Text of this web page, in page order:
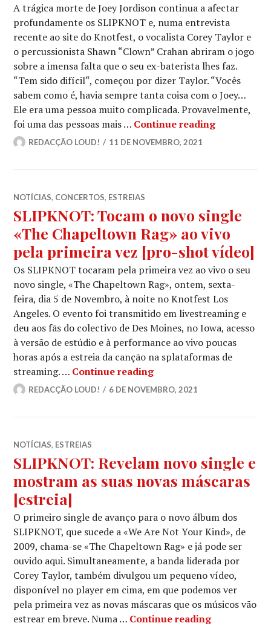
A trágica morte de Joey Jordison continua a afectar
profundamente os SLIPKNOT e, numa entrevista
recente ao site do Knotfest, o vocalista Corey Taylor e
o percussionista Shawn “Clown” Crahan abriram o jogo
sobre a imensa falta que o seu ex-baterista lhes faz.
“Tem sido difícil“, começou por dizer Taylor. “Vocês
sabem como é, havia sempre tanta coisa com o Joey…
Ele era uma pessoa muito complicada. Provavelmente,
foi uma das pessoas mais … Continue reading
REDACÇÃO LOUD! 11 DE NOVEMBRO, 2021
NOTÍCIAS, CONCERTOS, ESTREIAS
SLIPKNOT: Tocam o novo single
«The Chapeltown Rag» ao vivo
pela primeira vez [pro-shot vídeo]
Os SLIPKNOT tocaram pela primeira vez ao vivo o seu
novo single, «The Chapeltown Rag», ontem, sexta-
feira, dia 5 de Novembro, à noite no Knotfest Los
Angeles. O evento foi transmitido em livestreaming e
deu aos fãs do colectivo de Des Moines, no Iowa, acesso
à versão de estúdio e à performance ao vivo poucas
horas após a estreia da canção na splataformas de
streaming. … Continue readingSLIPKNOT: Tocam o
REDACÇÃO LOUD! 6 DE NOVEMBRO, 2021
NOTÍCIAS, ESTREIAS
SLIPKNOT: Revelam novo single e
mostram as suas novas máscaras
[estreia]
O primeiro single de avanço para o novo álbum dos
SLIPKNOT, que sucede a «We Are Not Your Kind», de
2009, chama-se «The Chapeltown Rag» e já pode ser
ouvido aqui. Simultaneamente, a banda liderada por
Corey Taylor, também divulgou um pequeno vídeo,
disponível no player em cima, em que podemos ver
pela primeira vez as novas máscaras que os músicos vão
estrear em breve. Numa … Continue readingSLIPKNOT: